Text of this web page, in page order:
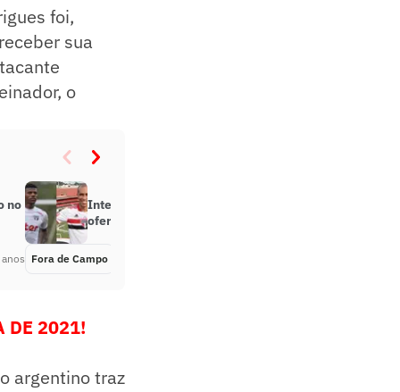
foi,
sua
o
no
Internautas elogiam Arboleda por
oferecer camisa 5 a Miranda
Fora de Campo
DE 2021!
argentino traz